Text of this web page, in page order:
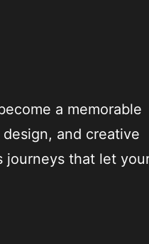
a memorable
and creative
journeys that let